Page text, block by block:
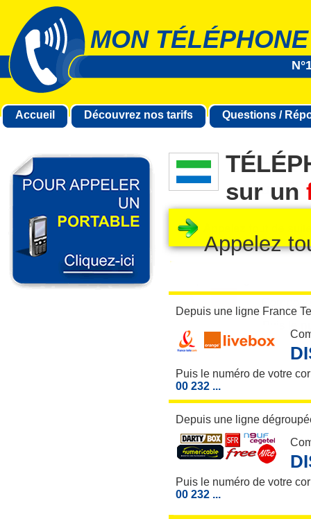
MON
Accueil Découvrez nos tarifs Questions /
sur un
Appelez
Depuis une ligne France
Puis le numéro de votre
00 232 ...
Depuis une ligne
Puis le numéro de votre
00 232 ...